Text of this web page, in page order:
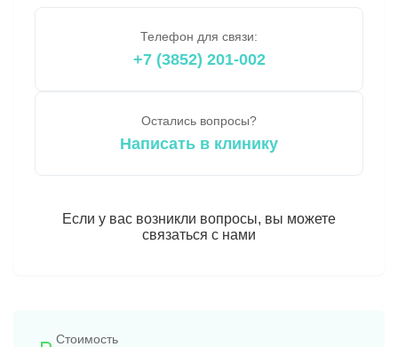
Телефон для связи:
+7 (3852) 201-002
Остались вопросы?
Написать в клинику
Если у вас возникли вопросы, вы можете
связаться с нами
Стоимость